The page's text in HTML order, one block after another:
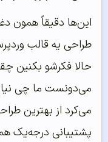
این‌ها دقیقاً همون
طراحی یه قالب
حالا فکرشو بکنین
می‌دونست ما چی نیاز
می‌کرد از بهترین
پشتیبانی درجه‌یک